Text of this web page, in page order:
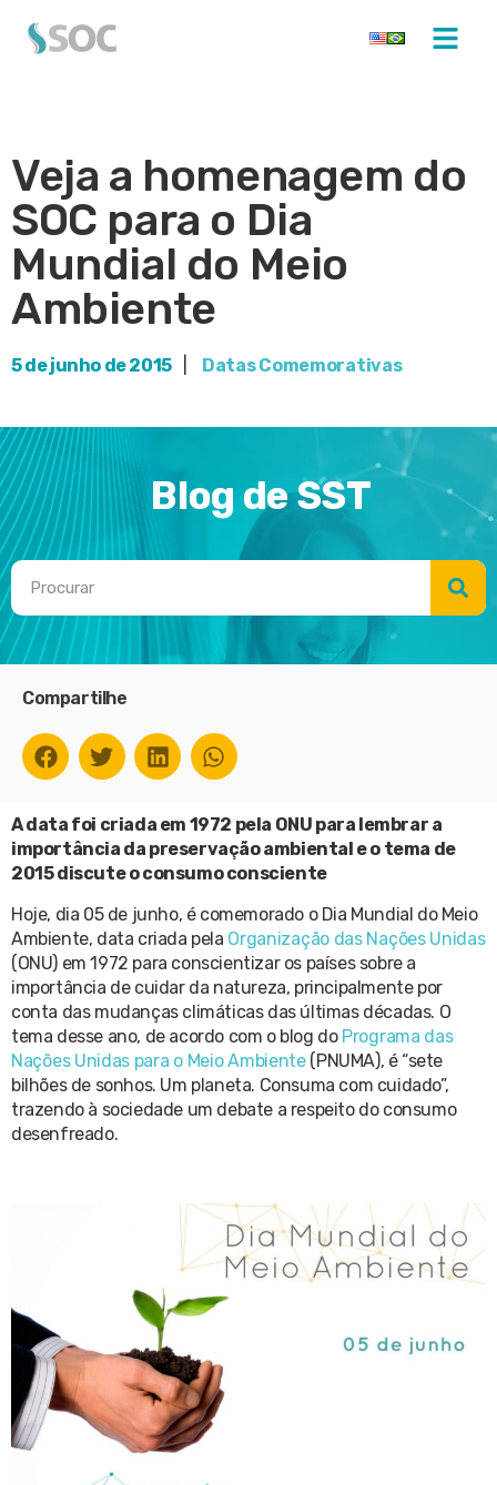
Veja a homenagem do
SOC para o Dia
Mundial do Meio
Ambiente
5 de junho de 2015 Datas Comemorativas
Blog de SST
Compartilhe
A data foi criada em 1972 pela ONU para lembrar a
importância da preservação ambiental e o tema de
2015 discute o consumo consciente
Hoje, dia 05 de junho, é comemorado o Dia Mundial do Meio
Ambiente, data criada pela Organização das Nações Unidas
(ONU) em 1972 para conscientizar os países sobre a
importância de cuidar da natureza, principalmente por
conta das mudanças climáticas das últimas décadas. O
tema desse ano, de acordo com o blog do Programa das
Nações Unidas para o Meio Ambiente(PNUMA), é “sete
bilhões de sonhos. Um planeta. Consuma com cuidado”,
trazendo à sociedade um debate a respeito do consumo
desenfreado.